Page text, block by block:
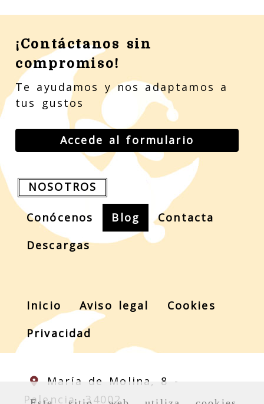
¡Contáctanos sin
compromiso!
Te ayudamos y nos adaptamos a
tus gustos
Accede al formulario
NOSOTROS
Conócenos Blog
Contacta
Descargas
Inicio Aviso legal
Cookies
Privacidad
María de Molina, 8 -
Palencia,34002